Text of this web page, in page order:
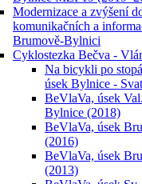
Modernizace a zvýšení
komunikačních a
Brumově-Bylnici
Cyklostezka Bečva -
Na bicykli po
úsek Bylnice -
BeVlaVa, úsek
Bylnice (2018)
BeVlaVa, úsek
(2016)
BeVlaVa, úsek
(2013)